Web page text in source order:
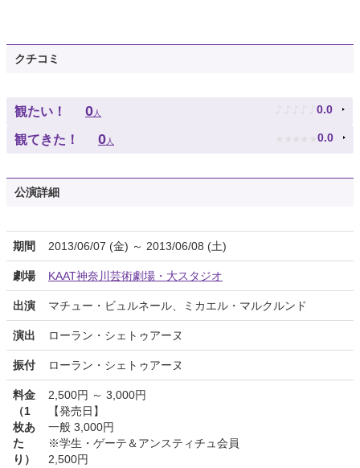
クチコミ
観たい！ 0人 ♪ ♪ ♪ ♪ ♪ 0.0
観てきた！ 0人 ★ ★ ★ ★ ★ 0.0
公演詳細
期間 2013/06/07 (金) ～ 2013/06/08 (土)
劇場 KAAT神奈川芸術劇場・大スタジオ
出演 マチュー・ビュルネール、ミカエル・マルクルンド
演出 ローラン・シェトゥアーヌ
振付 ローラン・シェトゥアーヌ
料金
（1
枚あ
た
り）
2,500円 ～ 3,000円
【発売日】
一般 3,000円
※学生・ゲーテ＆アンスティチュ会員
2,500円